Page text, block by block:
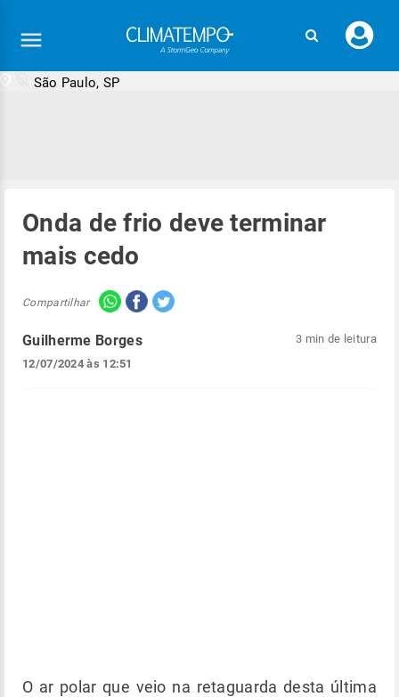
seu
São Paulo, SP
Onda de frio deve terminar
mais cedo
Compartilhar
Guilherme Borges
12/07/2024 às 12:51
3 min de leitura
O ar polar que veio na retaguarda desta última